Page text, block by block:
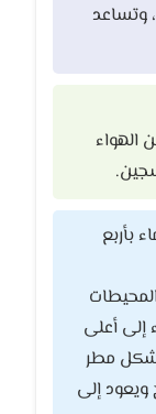
وتساعد
الهواء
بأربع
إلى أعلى
شكل مطر
إلى